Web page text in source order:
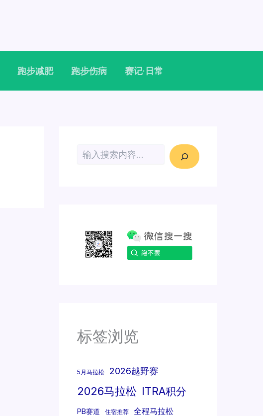
跑步减肥 跑步伤病 赛记·日常
搜索
标签浏览
5月马拉松 2026越野赛
2026马拉松 ITRA积分
PB赛道 住宿推荐 全程马拉松